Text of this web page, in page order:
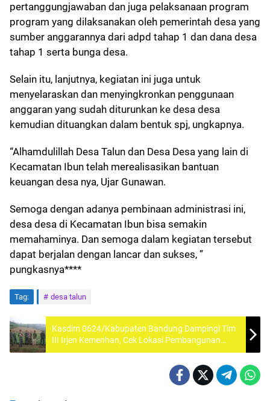
pertanggungjawaban dan juga pelaksanaan program
program yang dilaksanakan oleh pemerintah desa yang
sumber anggarannya dari adpd tahap 1 dan dana desa
tahap 1 serta bunga desa.
Selain itu, lanjutnya, kegiatan ini juga untuk
menyelaraskan dan menyingkronkan penggunaan
anggaran yang sudah diturunkan ke desa desa
kemudian dituangkan dalam bentuk spj, ungkapnya.
“Alhamdulillah Desa Talun dan Desa Desa yang lain di
Kecamatan Ibun telah merealisasikan bantuan
keuangan desa nya, Ujar Gunawan.
Semoga dengan adanya pembinaan administrasi ini,
desa desa di Kecamatan Ibun bisa semakin
memahaminya. Dan semoga dalam kegiatan tersebut
dapat berjalan dengan lancar dan sukses, ”
pungkasnya****
Tag: desa talun
Kasdim 0624/Kabupaten Bandung Dampingi Tim
III Irjen Kemenhan, Cek Lokasi Pembangunan
Batalyon TP